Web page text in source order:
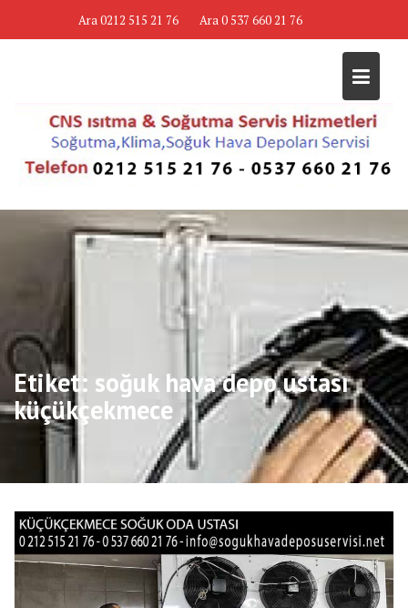
Ara 0212 515 21 76 Ara 0 537 660 21 76
Etiket: soğuk hava depo ustası
küçükçekmece